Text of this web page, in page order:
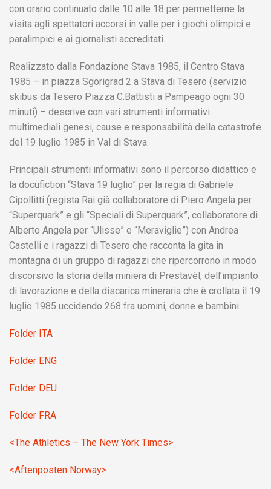
con orario continuato dalle 10 alle 18 per permetterne la
visita agli spettatori accorsi in valle per i giochi olimpici e
paralimpici e ai giornalisti accreditati.
Realizzato dalla Fondazione Stava 1985, il Centro Stava
1985 – in piazza Sgorigrad 2 a Stava di Tesero (servizio
skibus da Tesero Piazza C.Battisti a Pampeago ogni 30
minuti) – descrive con vari strumenti informativi
multimediali genesi, cause e responsabilità della catastrofe
del 19 luglio 1985 in Val di Stava.
Principali strumenti informativi sono il percorso didattico e
la docufiction “Stava 19 luglio” per la regia di Gabriele
Cipollitti (regista Rai già collaboratore di Piero Angela per
“Superquark” e gli “Speciali di Superquark”, collaboratore di
Alberto Angela per “Ulisse” e “Meraviglie”) con Andrea
Castelli e i ragazzi di Tesero che racconta la gita in
montagna di un gruppo di ragazzi che ripercorrono in modo
discorsivo la storia della miniera di Prestavèl, dell’impianto
di lavorazione e della discarica mineraria che è crollata il 19
luglio 1985 uccidendo 268 fra uomini, donne e bambini.
Folder ITA
Folder ENG
Folder DEU
Folder FRA
<The Athletics – The New York Times>
<Aftenposten Norway>